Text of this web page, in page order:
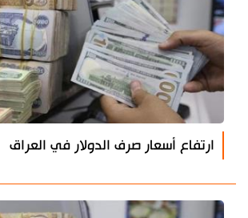
ارتفاع أسعار صرف الدولار في العراق